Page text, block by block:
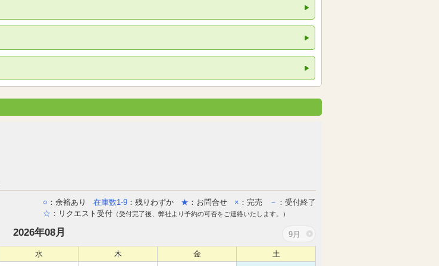
○ ：余裕あり 在庫数1-9 ：残りわずか ★ ：お問合せ × ：完売 － ：受付終了
☆ ：リクエスト受付 （受付完了後、弊社より予約の可否をご連絡いたします。）
2026年08月 9月
水 木 金 土